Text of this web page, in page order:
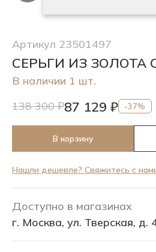
Артикул 23501497
СЕРЬГИ ИЗ ЗОЛОТА
В наличии 1 шт.
138 300 ₽87 129 ₽ -37%
В корзину
Нашли дешевле? Свяжитесь с
Доступно в магазинах
г. Москва, ул. Тверская, д.